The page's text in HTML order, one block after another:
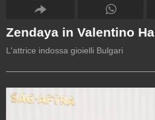
Zendaya in Valentino
L'attrice indossa gioielli Bulgari